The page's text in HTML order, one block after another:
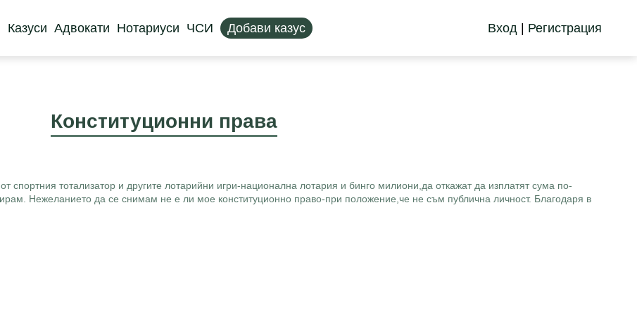
Казуси Адвокати Нотариуси ЧСИ Добави казус Вход | Регистрация
Конституционни права
спортния тотализатор и другите лотарийни игри-национална лотария и бинго милиони,да откажат да изплатят сума по-
Нежеланието да се снимам не е ли мое конституционно право-при положение,че не съм публична личност. Благодаря в